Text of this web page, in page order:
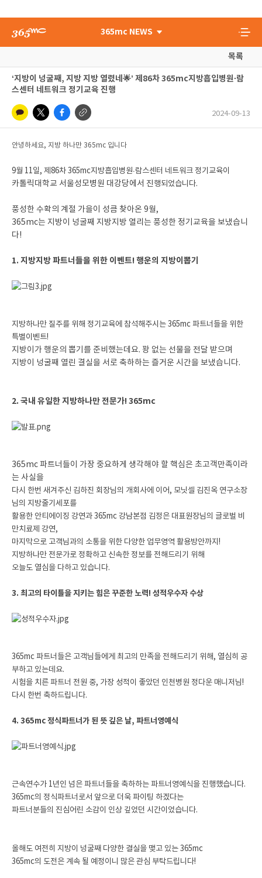
365mc NEWS
목록
‘지방이 넝굴째, 지방 지방 열렸네🌟’ 제86차 365mc지방흡입병원∙람
스센터 네트워크 정기교육 진행
2024-09-13
안녕하세요, 지방 하나만 365mc 입니다
9월 11일, 제86차 365mc지방흡입병원∙람스센터 네트워크 정기교육이
카톨릭대학교 서울성모병원 대강당에서 진행되었습니다.
풍성한 수확의 계절 가을이 성큼 찾아온 9월,
365mc는 지방이 넝굴째 지방지방 열리는 풍성한 정기교육을 보냈습니
다!
1. 지방지방 파트너들을 위한 이벤트! 행운의 지방이뽑기
지방하나만 질주를 위해 정기교육에 참석해주시는 365mc 파트너들을 위한
특별이벤트!
지방이가 행운의 뽑기를 준비했는데요. 꽝 없는 선물을 전달 받으며
지방이 넝굴째 열린 결실을 서로 축하하는 즐거운 시간을 보냈습니다.
2. 국내 유일한 지방하나만 전문가! 365mc
365mc 파트너들이 가장 중요하게 생각해야 할 핵심은 초고객만족이라
는 사실을
다시 한번 새겨주신 김하진 회장님의 개회사에 이어, 모닛셀 김진옥 연구소장
님의 지방줄기세포를
활용한 안티에이징 강연과 365mc 강남본점 김정은 대표원장님의 글로벌 비
만치료제 강연,
마지막으로 고객님과의 소통을 위한 다양한 업무영역 활용방안까지!
지방하나만 전문가로 정확하고 신속한 정보를 전해드리기 위해
오늘도 열심을 다하고 있습니다.
3. 최고의 타이틀을 지키는 힘은 꾸준한 노력! 성적우수자 수상
365mc 파트너들은 고객님들에게 최고의 만족을 전해드리기 위해, 열심히 공
부하고 있는데요.
시험을 치른 파트너 전원 중, 가장 성적이 좋았던 인천병원 정다운 매니저님!
다시 한번 축하드립니다.
4. 365mc 정식파트너가 된 뜻 깊은 날, 파트너영예식
근속연수가 1년인 넘은 파트너들을 축하하는 파트너영예식을 진행했습니다.
365mc의 정식파트너로서 앞으로 더욱 파이팅 하겠다는
파트너분들의 진심어린 소감이 인상 깊었던 시간이었습니다.
올해도 여전히 지방이 넝굴째 다양한 결실을 맺고 있는 365mc
365mc의 도전은 계속 될 예정이니 많은 관심 부탁드립니다!